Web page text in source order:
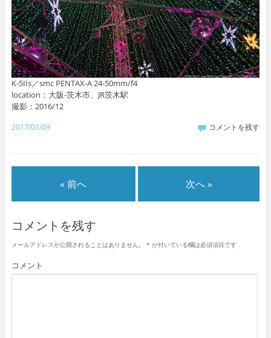
K-5IIs／smc PENTAX-A 24-50mm/f4
location：大阪-茨木市、JR茨木駅
撮影：2016/12
2017/01/09 コメントを残す
« 前へ 次へ »
コメントを残す
メールアドレスが公開されることはありません。 * が付いている欄は必須項目です
コメント